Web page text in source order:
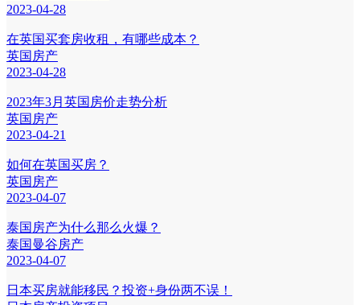
2023-04-28
在英国买套房收租，有哪些成本？
英国房产
2023-04-28
2023年3月英国房价走势分析
英国房产
2023-04-21
如何在英国买房？
英国房产
2023-04-07
泰国房产为什么那么火爆？
泰国曼谷房产
2023-04-07
日本买房就能移民？投资+身份两不误！